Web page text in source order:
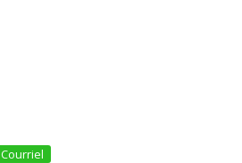
Courriel